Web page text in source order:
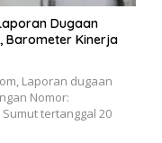
Dugaan
Barometer Kinerja
Laporan dugaan
Nomor:
tertanggal 20